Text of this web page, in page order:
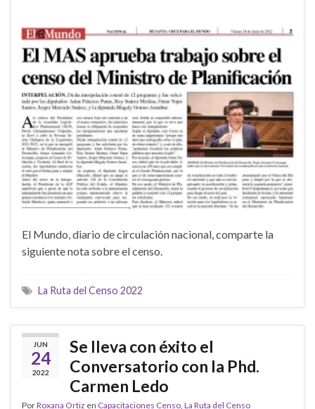
El Mundo, diario de circulación nacional, comparte la
siguiente nota sobre el censo.
La Ruta del Censo 2022
JUN
24
2022
Se lleva con éxito el
Conversatorio con la Phd.
Carmen Ledo
PorRoxana Ortiz en Capacitaciones Censo La Ruta del Censo